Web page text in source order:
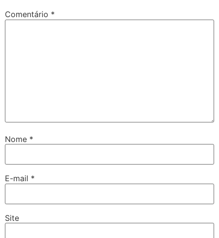
Comentário *
Nome *
E-mail *
Site